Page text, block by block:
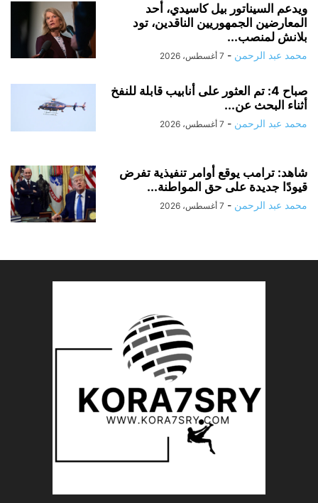
ويدعم السيناتور بيل كاسيدي، أحد
المعارضين الجمهوريين الناقدين، تود
بلانش لمنصب...
محمد عبد الرحمن - 7 أغسطس، 2026
صباح 4: تم العثور على أنابيب قابلة للنفخ
أثناء البحث عن...
محمد عبد الرحمن - 7 أغسطس، 2026
شاهد: ترامب يوقع أوامر تنفيذية تفرض
قيودًا جديدة على حق المواطنة...
محمد عبد الرحمن - 7 أغسطس، 2026